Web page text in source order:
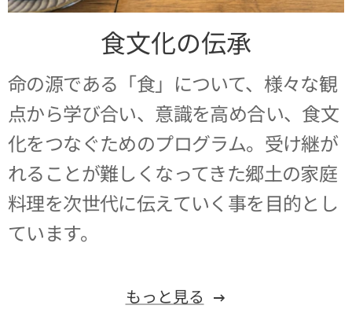
食文化の伝承
命の源である「食」について、様々な観
点から学び合い、意識を高め合い、食文
化をつなぐためのプログラム。受け継が
れることが難しくなってきた郷土の家庭
料理を次世代に伝えていく事を目的とし
ています。
もっと見る